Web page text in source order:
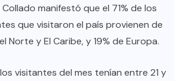
manifestó que el 71% de los
que visitaron el país provienen de
Norte y El Caribe, y 19% de Europa.
visitantes del mes tenían entre 21 y